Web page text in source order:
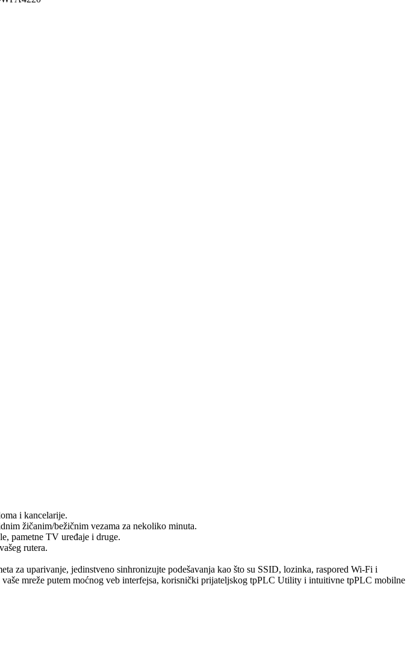
i kancelarije.
žičanim/bežičnim vezama za nekoliko minuta.
pametne TV uređaje i druge.
rutera.
za uparivanje, jedinstveno sinhronizujte podešavanja kao što su SSID, lozinka, raspored Wi-Fi i
mreže putem moćnog veb interfejsa, korisnički prijateljskog tpPLC Utility i intuitivne tpPLC mobilne